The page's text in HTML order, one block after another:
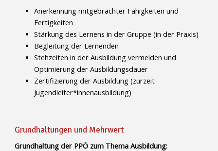
Anerkennung mitgebrachter Fähigkeiten und
Fertigkeiten
Stärkung des Lernens in der Gruppe (in der Praxis)
Begleitung der Lernenden
Stehzeiten in der Ausbildung vermeiden und
Optimierung der Ausbildungsdauer
Zertifizierung der Ausbildung (zurzeit
Jugendleiter*innenausbildung)
Grundhaltungen und Mehrwert
Grundhaltung der PPÖ zum Thema Ausbildung: